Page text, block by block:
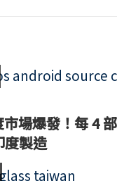
場爆發！每 4
度製造